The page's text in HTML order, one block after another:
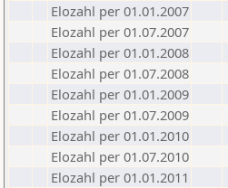
Elozahl per 01.01.2007
Elozahl per 01.07.2007
Elozahl per 01.01.2008
Elozahl per 01.07.2008
Elozahl per 01.01.2009
Elozahl per 01.07.2009
Elozahl per 01.01.2010
Elozahl per 01.07.2010
Elozahl per 01.01.2011